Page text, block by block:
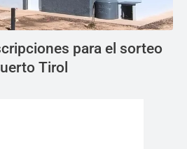
para el sorteo
Tirol